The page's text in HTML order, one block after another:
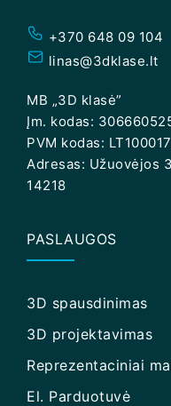
+370 648 09 104
linas@3dklase.lt
MB „3D klasė”
Įm. kodas:
PVM kodas:
Adresas: Užuovėjos
14218
PASLAUGOS
3D spausdinimas
3D projektavimas
Reprezentaciniai
El. Parduotuvė